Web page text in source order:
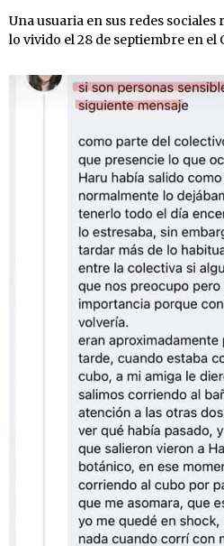
Una usuaria en sus redes
lo vivido el 28 de septiembre en el